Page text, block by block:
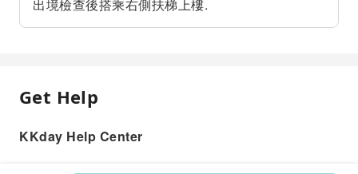
出境檢查後搭乘右側扶梯上樓.
Get Help
KKday Help Center